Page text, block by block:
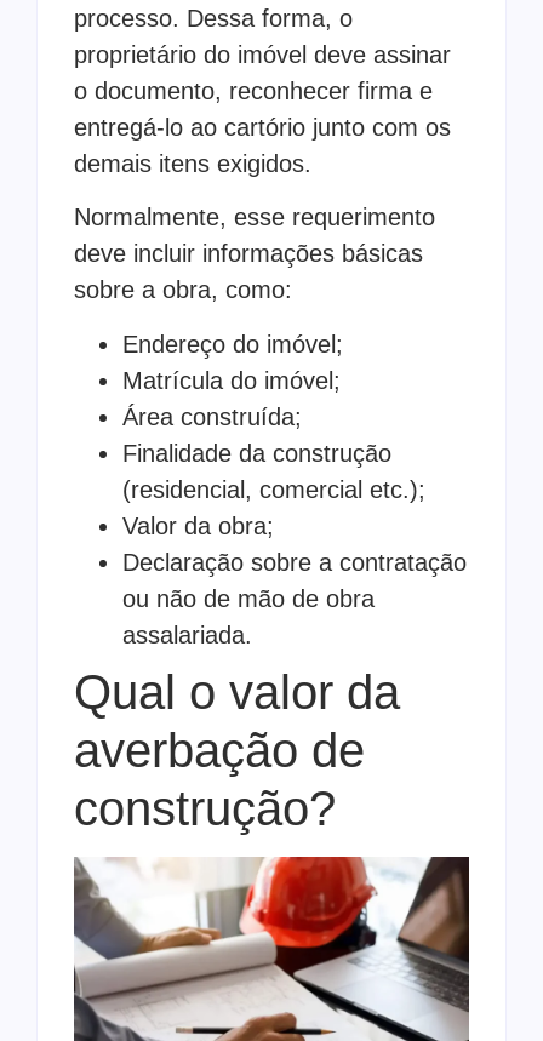
processo. Dessa forma, o
proprietário do imóvel deve assinar
o documento, reconhecer firma e
entregá-lo ao cartório junto com os
demais itens exigidos.
Normalmente, esse requerimento
deve incluir informações básicas
sobre a obra, como:
Endereço do imóvel;
Matrícula do imóvel;
Área construída;
Finalidade da construção
(residencial, comercial etc.);
Valor da obra;
Declaração sobre a contratação
ou não de mão de obra
assalariada.
Qual o valor da
averbação de
construção?